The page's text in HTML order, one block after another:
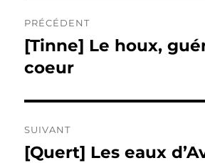
de
l’article
PRÉCÉDENT
Publication
précédente :
[Tinne] Le houx,
coeur
SUIVANT
Publication
[Quert] Les eaux